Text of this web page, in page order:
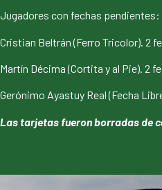
Jugadores con fechas pendientes:
Cristian Beltrán (Ferro Tricolor). 2
Martín Décima (Cortita y al Pie). 2
Gerónimo Ayastuy Real (Fecha
Las tarjetas fueron borradas de